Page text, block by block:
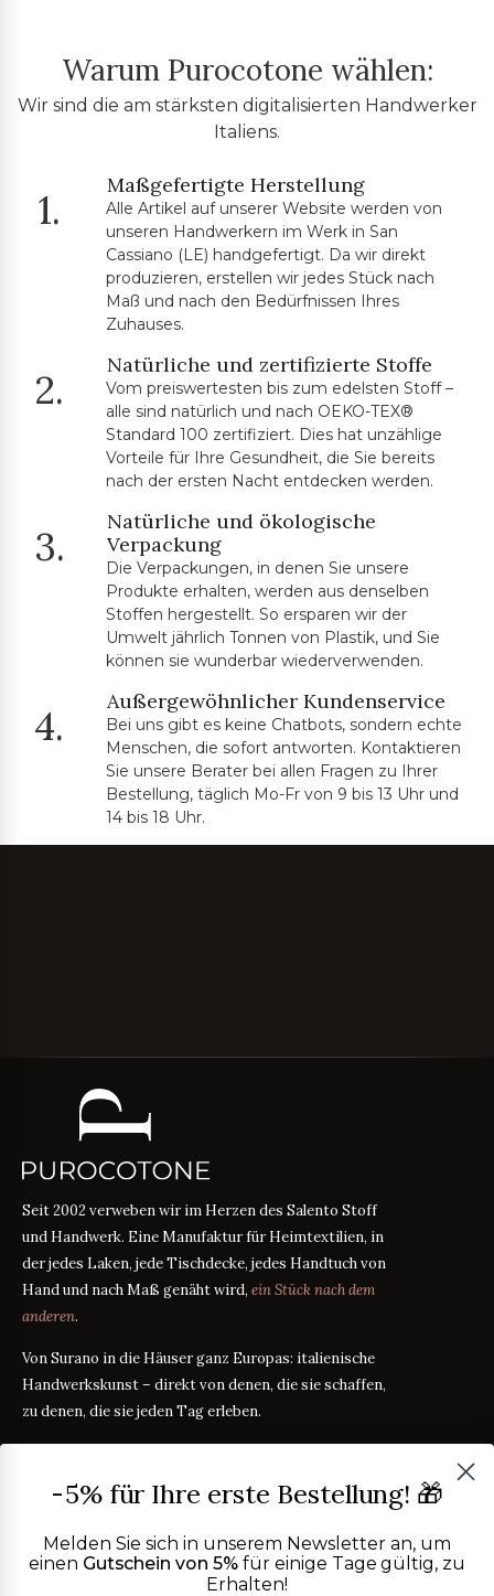
Warum Purocotone wählen:
Wir sind die am stärksten digitalisierten Handwerker
Italiens.
1.
Maßgefertigte Herstellung
Alle Artikel auf unserer Website werden von
unseren Handwerkern im Werk in San
Cassiano (LE) handgefertigt. Da wir direkt
produzieren, erstellen wir jedes Stück nach
Maß und nach den Bedürfnissen Ihres
Zuhauses.
2.
Natürliche und zertifizierte Stoffe
Vom preiswertesten bis zum edelsten Stoff –
alle sind natürlich und nach OEKO-TEX®
Standard 100 zertifiziert. Dies hat unzählige
Vorteile für Ihre Gesundheit, die Sie bereits
nach der ersten Nacht entdecken werden.
3.
Natürliche und ökologische
Verpackung
Die Verpackungen, in denen Sie unsere
Produkte erhalten, werden aus denselben
Stoffen hergestellt. So ersparen wir der
Umwelt jährlich Tonnen von Plastik, und Sie
können sie wunderbar wiederverwenden.
4.
Außergewöhnlicher Kundenservice
Bei uns gibt es keine Chatbots, sondern echte
Menschen, die sofort antworten. Kontaktieren
Sie unsere Berater bei allen Fragen zu Ihrer
Bestellung, täglich Mo-Fr von 9 bis 13 Uhr und
14 bis 18 Uhr.
Seit 2002 verweben wir im Herzen des Salento Stoff
und Handwerk. Eine Manufaktur für Heimtextilien, in
der jedes Laken, jede Tischdecke, jedes Handtuch von
Hand und nach Maß genäht wird, ein Stück nach dem
anderen.
Von Surano in die Häuser ganz Europas: italienische
Handwerkskunst – direkt von denen, die sie schaffen,
zu denen, die sie jeden Tag erleben.
PRODUKTE
Tischwäsche
Badtextilien
Maßanleitung RATGEBER
RATGEBER
-5% für Ihre erste Bestellung! 🎁
Melden Sie sich in unserem Newsletter an, um
einen Gutschein von 5% für einige Tage gültig, zu
Erhalten!